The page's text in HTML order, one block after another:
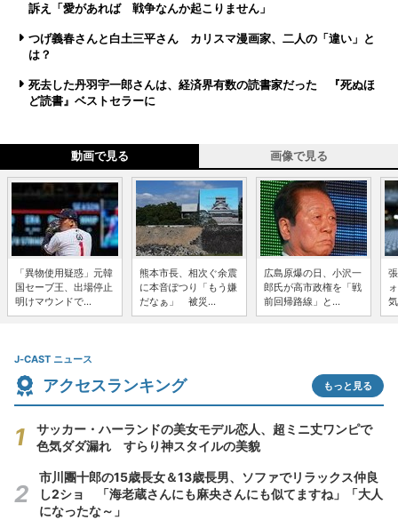
訴え「愛があれば 戦争なんか起こりません」
つげ義春さんと白土三平さん カリスマ漫画家、二人の「違い」と
は？
死去した丹羽宇一郎さんは、経済界有数の読書家だった 『死ぬほ
ど読書』ベストセラーに
動画で見る 画像で見る
「異物使用疑惑」元韓
国セーブ王、出場停止
明けマウンドで...
熊本市長、相次ぐ余震
に本音ぽつり「もう嫌
だなぁ」 被災...
広島原爆の日、小沢一
郎氏が高市政権を「戦
前回帰路線」と...
J-CAST ニュース
アクセスランキング もっと見る
サッカー・ハーランドの美女モデル恋人、超ミニ丈ワンピで
色気ダダ漏れ すらり神スタイルの美貌
市川團十郎の15歳長女＆13歳長男、ソファでリラックス仲良
し2ショ 「海老蔵さんにも麻央さんにも似てますね」「大人
になったな～」